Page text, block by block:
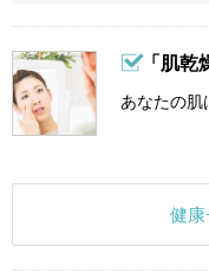
「肌乾
あなたの肌
健康